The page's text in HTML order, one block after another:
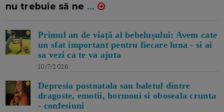
nu trebuie să ne ...
Primul an de viață al bebelușului: Avem cate
un sfat important pentru fiecare luna - si ai
sa vezi ca te va ajuta
10/7/2026
Depresia postnatala sau baletul dintre
dragoste, emotii, hormoni si oboseala crunta
- confesiuni